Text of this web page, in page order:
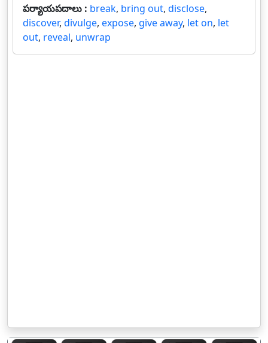
పర్యాయపదాలు : break, bring out, disclose,
discover, divulge, expose, give away, let on, let
out, reveal, unwrap